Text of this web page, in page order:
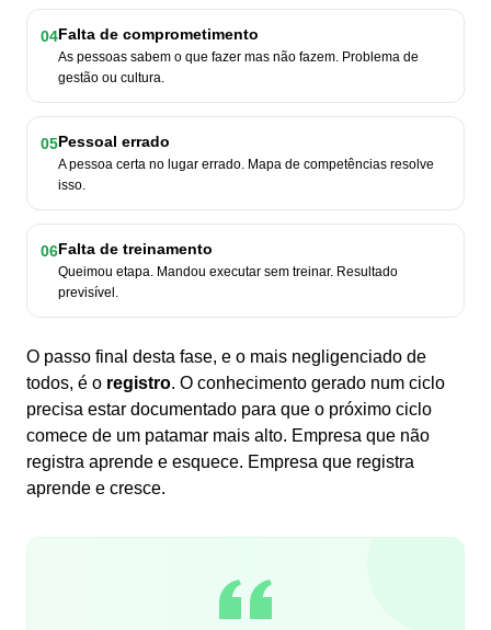
04Falta de comprometimento
As pessoas sabem o que fazer mas não fazem. Problema de
gestão ou cultura.
05Pessoal errado
A pessoa certa no lugar errado. Mapa de competências resolve
isso.
06Falta de treinamento
Queimou etapa. Mandou executar sem treinar. Resultado
previsível.
O passo final desta fase, e o mais negligenciado de
todos, é o registro. O conhecimento gerado num ciclo
precisa estar documentado para que o próximo ciclo
comece de um patamar mais alto. Empresa que não
registra aprende e esquece. Empresa que registra
aprende e cresce.